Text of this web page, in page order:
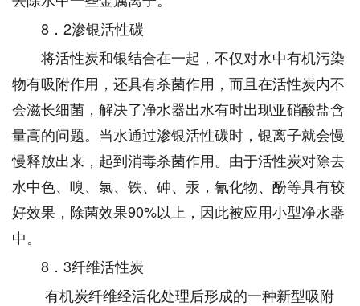
8．2渗银活性碳
将活性炭和银结合在一起，不仅对水中有机污染
物有吸附作用，还具有杀菌作用，而且在活性炭内不
会滋长细菌，解决了净水器出水有时出现亚硝酸盐含
量高的问题。当水通过渗银活性碳时，银离子就会慢
慢释放出来，起到消毒杀菌作用。由于活性炭对除去
水中色、嗅、氯、铁、砷、汞，氰化物、酚等具有较
好效果，除菌效果90%以上，因此被应用小型净水器
中。
8．3纤维活性炭
有机炭纤维经活化处理后形成的一种新型吸附